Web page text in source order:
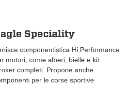
Speciality
componentistica Hi Performance
motori, come alberi, bielle e kit
completi. Propone anche
per le corse sportive